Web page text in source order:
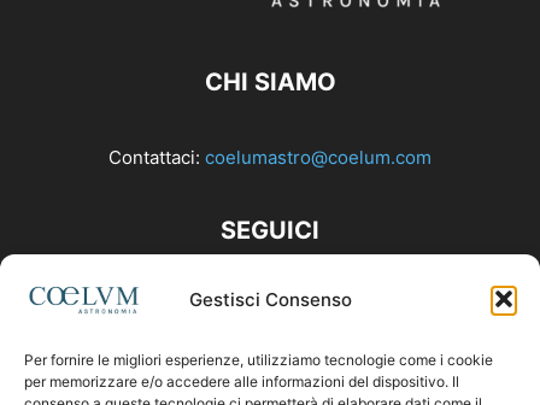
Gestisci Consenso
Per fornire le migliori esperienze, utilizziamo tecnologie come i cookie
per memorizzare e/o accedere alle informazioni del dispositivo. Il
CHI SIAMO
Contattaci: coelumastro@coelum.com
SEGUICI